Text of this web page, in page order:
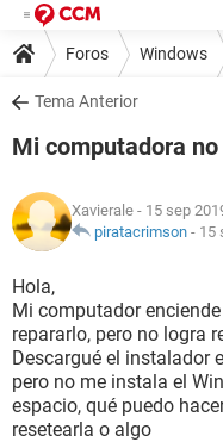
Foros Windows
Tema Anterior
Mi computadora
Xavierale - 15 sep
piratacrimson - 15
Hola,
Mi computador
repararlo, pero no logra
Descargué el instalador
pero no me instala el
espacio, qué puedo
resetearla o algo